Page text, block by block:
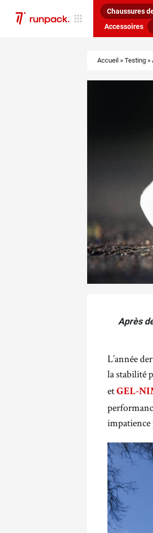
Chaussures
Accessoires
Accueil » Testing »
Après
L’année
la stabilité
et GEL-
impatience